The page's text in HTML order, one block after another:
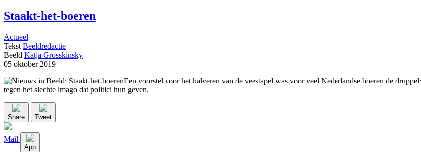
Staakt-het-boeren
Actueel
Tekst Beeldredactie
Beeld Katja Grosskinsky
05 oktober 2019
Een voorstel voor het halveren van de veestapel was voor veel Nederlandse boeren de druppel:
tegen het slechte imago dat politici hun geven.
Share Tweet
Mail
App